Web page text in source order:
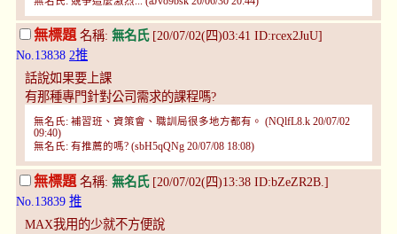
無標題名稱: 無名氏[20/07/02(四)03:41 ID:rcex2JuU]
No.13838 2推
話說如果要上課
有那種專門針對公司需求的課程嗎?
無名氏: 補習班、資策會、職訓局很多地方都有。 (NQlfL8.k 20/07/02
09:40)
無名氏: 有推薦的嗎? (sbH5qQNg 20/07/08 18:08)
無標題 名稱: 無名氏[20/07/02(四)13:38 ID:bZeZR2B.]
No.13839 推
MAX我用的少就不方便說